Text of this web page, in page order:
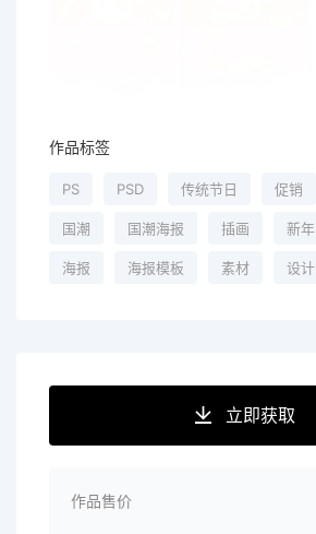
作品标签
PS PSD 传统节日 促销
国潮 国潮海报 插画 新年
海报 海报模板 素材 设计
立即获取
作品售价